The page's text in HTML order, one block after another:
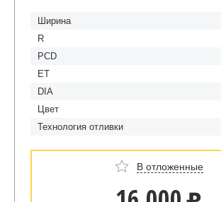
Ширина
R
PCD
ET
DIA
Цвет
Технология отливки
В отложенные